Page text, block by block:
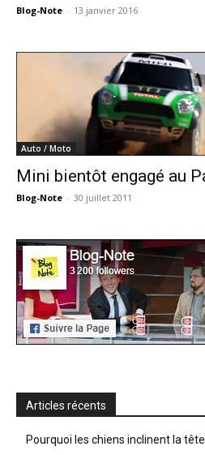
Blog-Note - 13 janvier 2016
Auto / Moto
Mini bientôt engagé au
Blog-Note - 30 juillet 2011
Articles récents
Pourquoi les chiens inclinent la tête